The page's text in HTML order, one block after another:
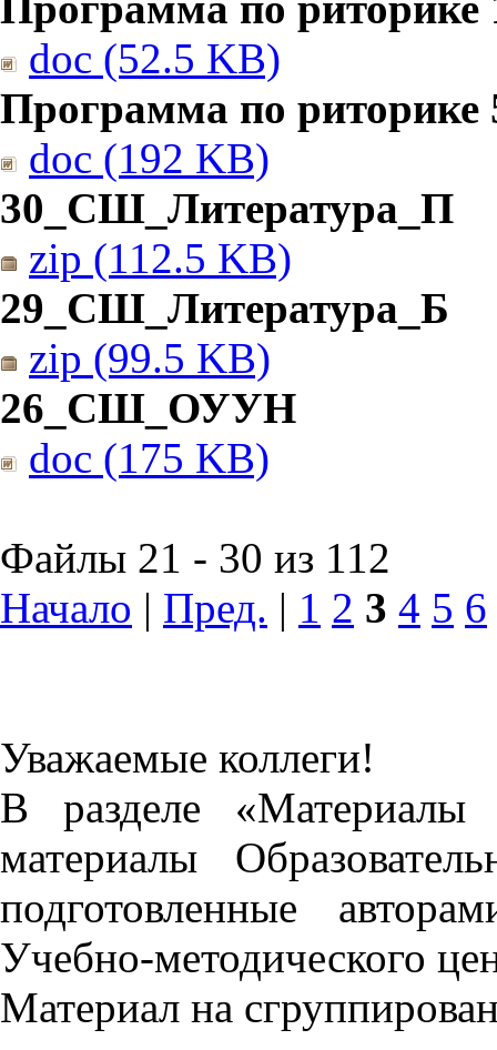
doc (52.5 KB)
Программа по риторике
doc (192 KB)
30_СШ_Литература_П
zip (112.5 KB)
29_СШ_Литература_Б
zip (99.5 KB)
26_СШ_ОУУН
doc (175 KB)
Файлы 21 - 30 из 112
Начало | Пред. | 1 2 3 4 5 6
Уважаемые коллеги!
В разделе «Материалы
материалы
подготовленные
Учебно-методического
Материал на